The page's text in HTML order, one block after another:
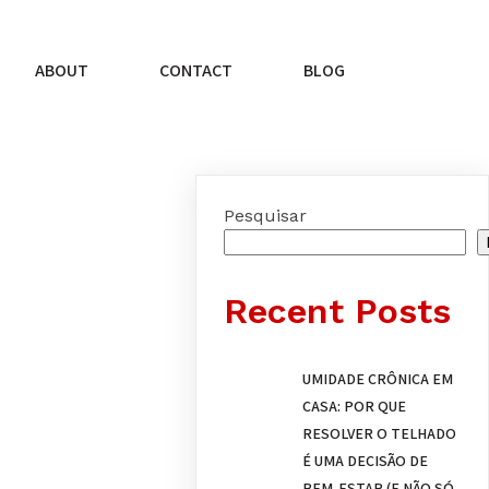
ABOUT CONTACT BLOG
Pesquisar
Recent Posts
UMIDADE CRÔNICA EM
CASA: POR QUE
RESOLVER O TELHADO
É UMA DECISÃO DE